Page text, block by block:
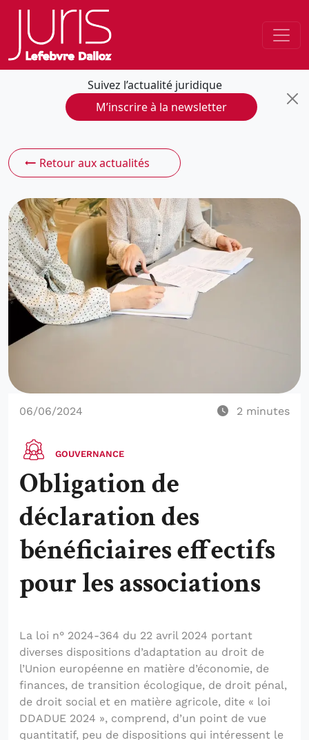
Suivez l’actualité juridique
M’inscrire à la newsletter
Retour aux actualités
06/06/2024 2 minutes
GOUVERNANCE
Obligation de
déclaration des
bénéficiaires effectifs
pour les associations
La loi n° 2024-364 du 22 avril 2024 portant
diverses dispositions d’adaptation au droit de
l’Union européenne en matière d’économie, de
finances, de transition écologique, de droit pénal,
de droit social et en matière agricole, dite « loi
DDADUE 2024 », comprend, d’un point de vue
quantitatif, peu de dispositions qui intéressent le